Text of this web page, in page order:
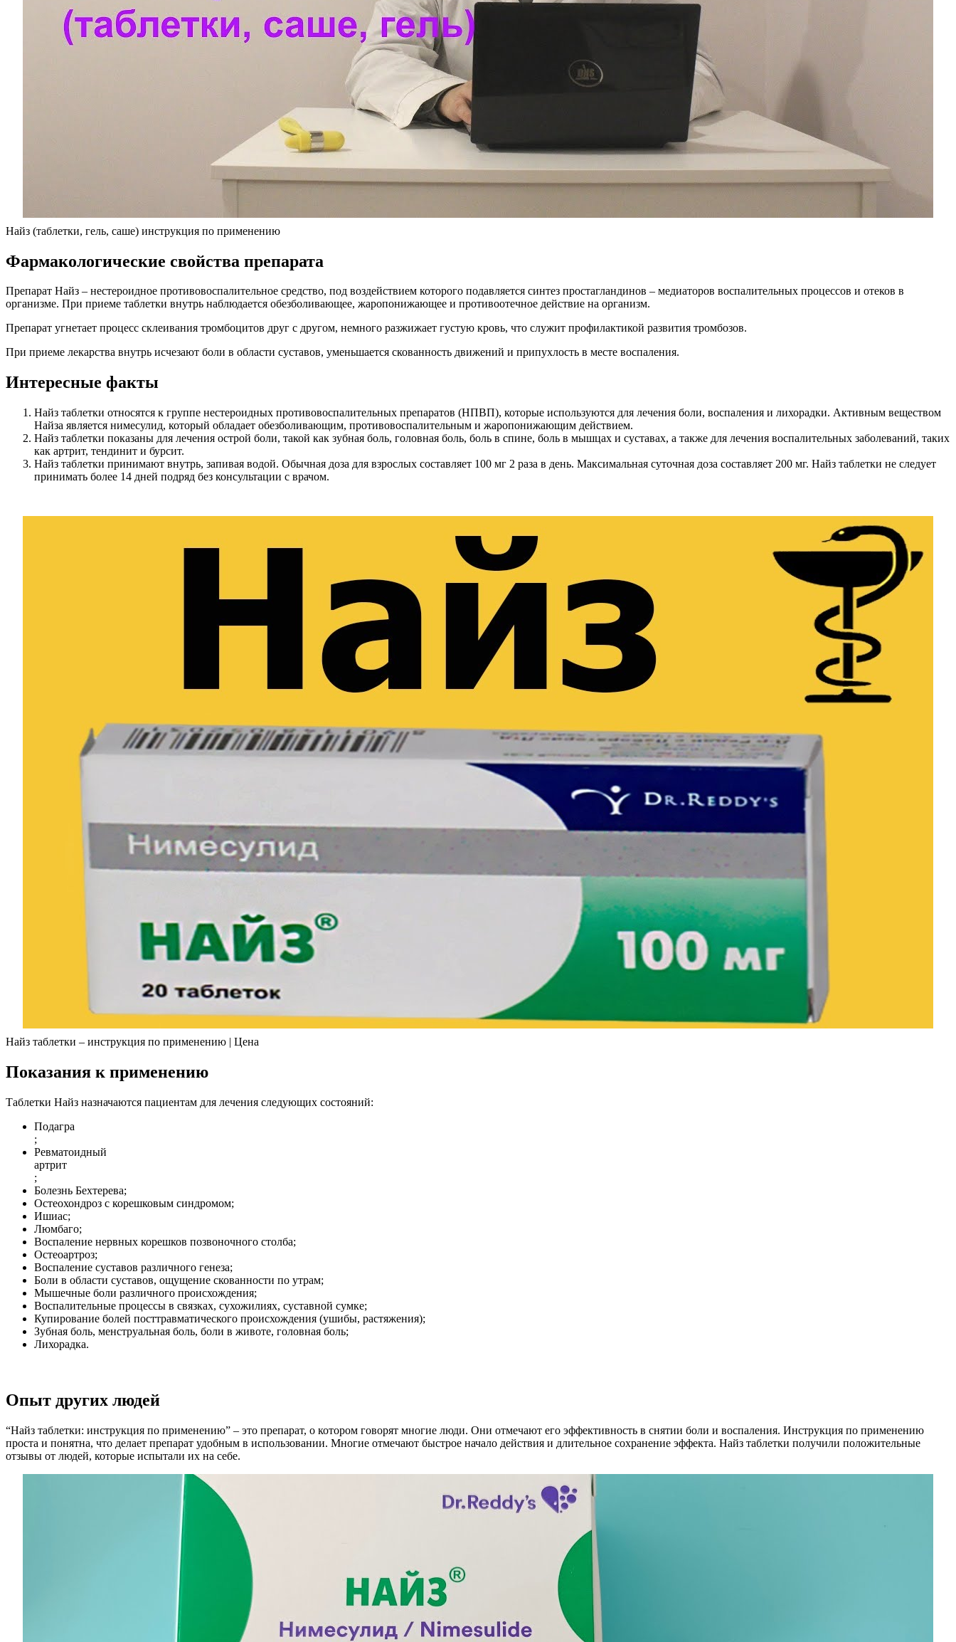
Найз (таблетки, гель, саше) инструкция по применению
Фармакологические свойства препарата
Препарат Найз – нестероидное противовоспалительное средство, под воздействием которого подавляется синтез простагландинов – медиаторов воспалительных процессов и отеков в
организме. При приеме таблетки внутрь наблюдается обезболивающее, жаропонижающее и противоотечное действие на организм.
Препарат угнетает процесс склеивания тромбоцитов друг с другом, немного разжижает густую кровь, что служит профилактикой развития тромбозов.
При приеме лекарства внутрь исчезают боли в области суставов, уменьшается скованность движений и припухлость в месте воспаления.
Интересные факты
Найз таблетки относятся к группе нестероидных противовоспалительных препаратов (НПВП), которые используются для лечения боли, воспаления и лихорадки. Активным веществом
Найза является нимесулид, который обладает обезболивающим, противовоспалительным и жаропонижающим действием.
Найз таблетки показаны для лечения острой боли, такой как зубная боль, головная боль, боль в спине, боль в мышцах и суставах, а также для лечения воспалительных заболеваний, таких
как артрит, тендинит и бурсит.
Найз таблетки принимают внутрь, запивая водой. Обычная доза для взрослых составляет 100 мг 2 раза в день. Максимальная суточная доза составляет 200 мг. Найз таблетки не следует
принимать более 14 дней подряд без консультации с врачом.
Найз таблетки – инструкция по применению | Цена
Показания к применению
Таблетки Найз назначаются пациентам для лечения следующих состояний:
Подагра
;
Ревматоидный
артрит
;
Болезнь Бехтерева;
Остеохондроз с корешковым синдромом;
Ишиас;
Люмбаго;
Воспаление нервных корешков позвоночного столба;
Остеоартроз;
Воспаление суставов различного генеза;
Боли в области суставов, ощущение скованности по утрам;
Мышечные боли различного происхождения;
Воспалительные процессы в связках, сухожилиях, суставной сумке;
Купирование болей посттравматического происхождения (ушибы, растяжения);
Зубная боль, менструальная боль, боли в животе, головная боль;
Лихорадка.
Опыт других людей
“Найз таблетки: инструкция по применению” – это препарат, о котором говорят многие люди. Они отмечают его эффективность в снятии боли и воспаления. Инструкция по применению
проста и понятна, что делает препарат удобным в использовании. Многие отмечают быстрое начало действия и длительное сохранение эффекта. Найз таблетки получили положительные
отзывы от людей, которые испытали их на себе.